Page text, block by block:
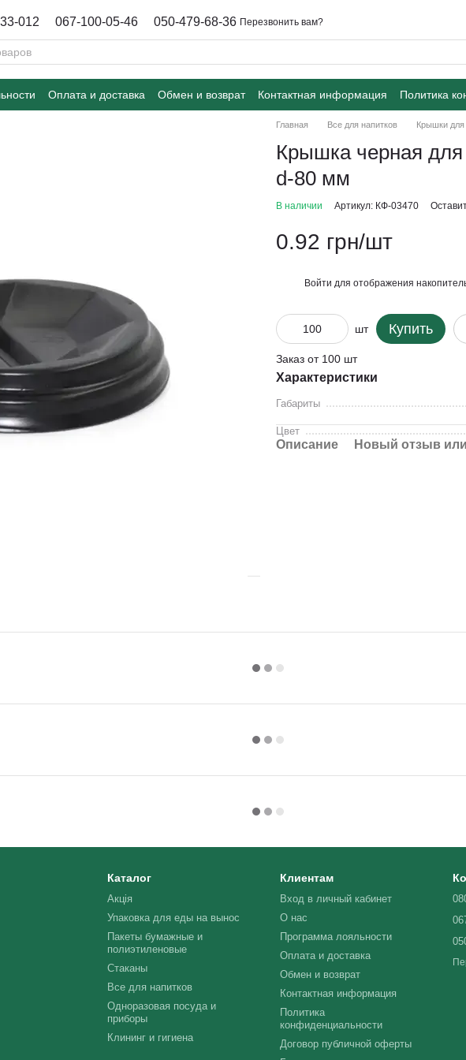
012 067-100-05-46 050-479-68-36 Перезвонить вам?
Оплата и доставка Обмен и возврат Контактная информация
Политика
Блог
Главная Все для напитков Крышки для
Крышка черная для
d-80 мм
В наличии Артикул: КФ-03470
0.92 грн/шт
Войти для отображения
шт Купить
Заказ от 100 шт
Характеристики
Габариты
Цвет
Описание Новый отзыв
Каталог
Акція
Упаковка для еды на вынос
Пакеты бумажные и
полиэтиленовые
Стаканы
Все для напитков
Одноразовая посуда и
приборы
Клининг и гигиена
Клиентам
Вход в личный кабинет
О нас
Программа лояльности
Оплата и доставка
Обмен и возврат
Контактная информация
Политика
конфиденциальности
Договор публичной оферты